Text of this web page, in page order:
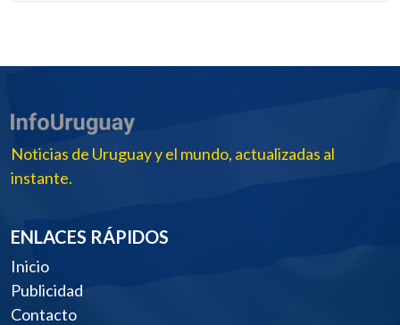
Noticias de Uruguay y el mundo, actualizadas al
instante.
ENLACES RÁPIDOS
Inicio
Publicidad
Contacto